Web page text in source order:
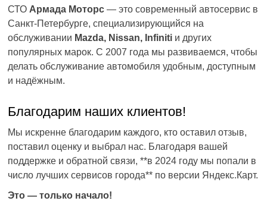
СТО Армада Моторс — это современный автосервис в
Санкт-Петербурге, специализирующийся на
обслуживании Mazda, Nissan, Infiniti и других
популярных марок. С 2007 года мы развиваемся, чтобы
делать обслуживание автомобиля удобным, доступным
и надёжным.
Благодарим наших клиентов!
Мы искренне благодарим каждого, кто оставил отзыв,
поставил оценку и выбрал нас. Благодаря вашей
поддержке и обратной связи, **в 2024 году мы попали в
число лучших сервисов города** по версии Яндекс.Карт.
Это — только начало!